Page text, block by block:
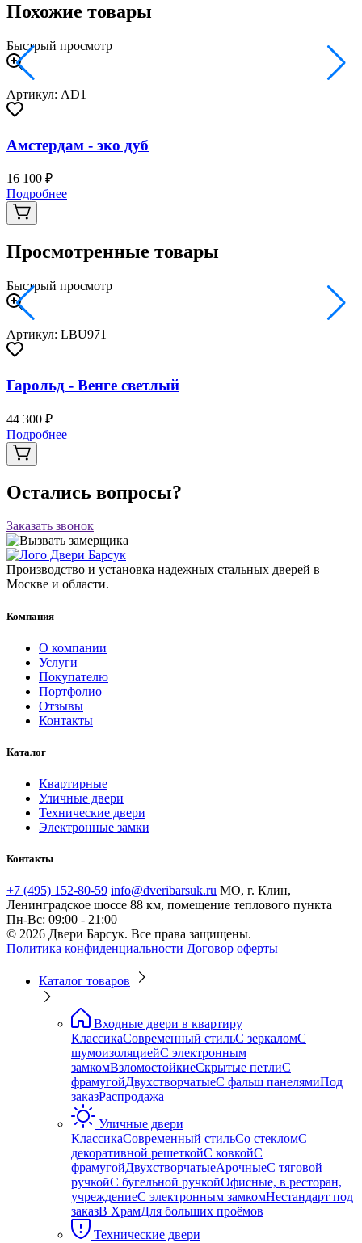
Похожие товары
Быстрый просмотр
Артикул: AD1
Амстердам - эко дуб
16 100 ₽
Подробнее
Просмотренные товары
Быстрый просмотр
Артикул: LBU971
Гарольд - Венге светлый
44 300 ₽
Подробнее
Остались вопросы?
Заказать звонок
Производство и установка надежных стальных дверей в
Москве и области.
Компания
О компании
Услуги
Покупателю
Портфолио
Отзывы
Контакты
Каталог
Квартирные
Уличные двери
Технические двери
Электронные замки
Контакты
+7 (495) 152-80-59 info@dveribarsuk.ru МО, г. Клин,
Ленинградское шоссе 88 км, помещение теплового пункта
Пн-Вс: 09:00 - 21:00
© 2026 Двери Барсук. Все права защищены.
Политика конфиденциальности Договор оферты
Каталог товаров
Входные двери в квартиру
КлассикаСовременный стильС зеркаломС
шумоизоляциейС электронным
замкомВзломостойкиеСкрытые петлиС
фрамугойДвухстворчатыеС фальш панелямиПод
заказРаспродажа
Уличные двери
КлассикаСовременный стильСо стекломС
декоративной решеткойС ковкойС
фрамугойДвухстворчатыеАрочныеС тяговой
ручкойС бугельной ручкойОфисные, в ресторан,
учреждениеС электронным замкомНестандарт под
заказВ ХрамДля больших проёмов
Технические двери